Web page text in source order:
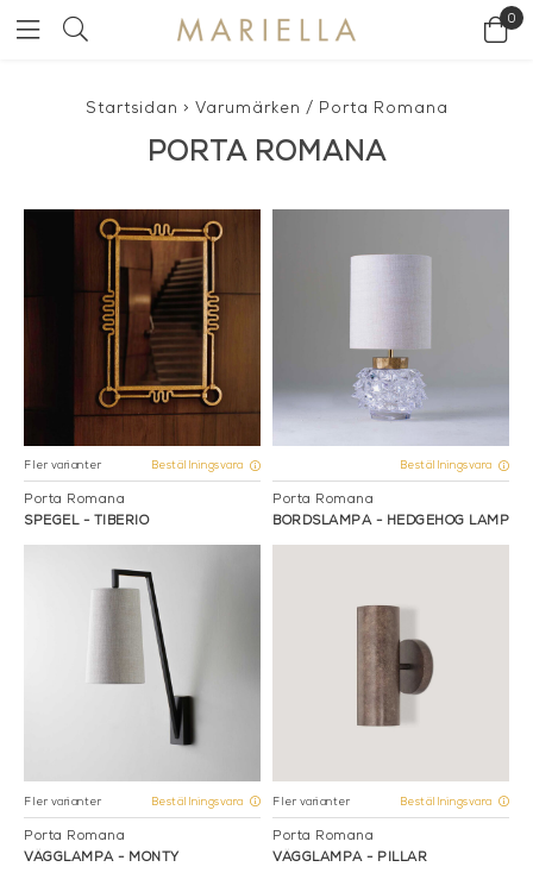
0
Startsidan > Varumärken / Porta Romana
PORTA ROMANA
Fler varianter Beställningsvara
Porta Romana
SPEGEL - TIBERIO
Beställningsvara
Porta Romana
BORDSLAMPA - HEDGEHOG LAMP
Fler varianter Beställningsvara
Porta Romana
VÄGGLAMPA - MONTY
Fler varianter Beställningsvara
Porta Romana
VÄGGLAMPA - PILLAR